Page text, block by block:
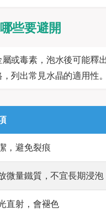
些要避開
或毒素，泡水後可能釋
列出常見水晶的適用性。
，避免裂痕
微量鐵質，不宜長期浸泡
直射，會褪色